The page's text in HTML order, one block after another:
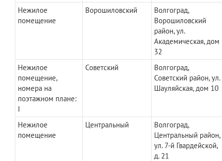
Нежилое
помещение
Ворошиловский
Волгоград,
Ворошиловский
район, ул.
Академическая, дом
32
Нежилое
помещение,
номера на
поэтажном плане:
I
Советский
Волгоград,
Советский район, ул.
Шауляйская, дом 10
Нежилое
помещение
Центральный
Волгоград,
Центральный район,
ул. 7-й Гвардейской,
д. 21